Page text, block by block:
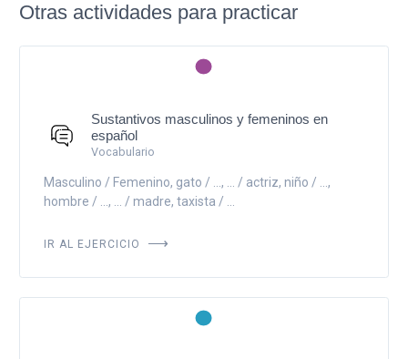
Otras actividades para practicar
Sustantivos masculinos y femeninos en
español
Vocabulario
Masculino / Femenino, gato / ..., ... / actriz, niño / ...,
hombre / ..., ... / madre, taxista / ...
IR AL EJERCICIO